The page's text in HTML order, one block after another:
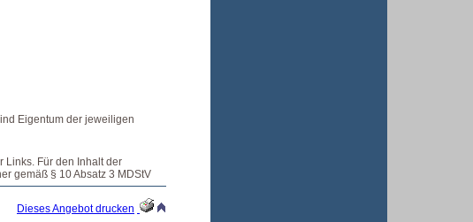
Eigentum der jeweiligen
Links. Für den Inhalt der
gemäß § 10 Absatz 3 MDStV
Dieses Angebot drucken